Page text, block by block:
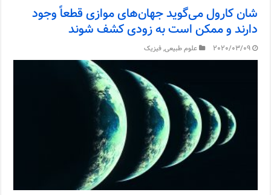
شان کارول می‌گوید جهان‌های موازی قطعاً وجود
دارند و ممکن است به زودی کشف شوند
2020/03/09 علوم طبیعی,فیزیک